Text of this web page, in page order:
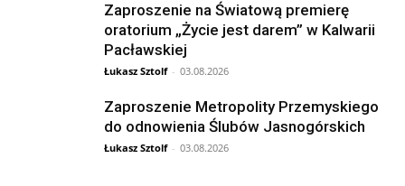
Zaproszenie na Światową premierę
oratorium „Życie jest darem” w Kalwarii
Pacławskiej
Łukasz Sztolf - 03.08.2026
Zaproszenie Metropolity Przemyskiego
do odnowienia Ślubów Jasnogórskich
Łukasz Sztolf - 03.08.2026